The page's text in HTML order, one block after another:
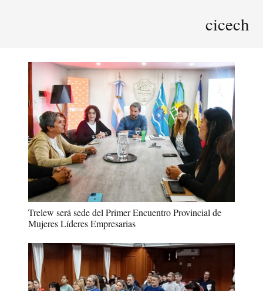
cicech
Trelew será sede del Primer Encuentro Provincial de
Mujeres Líderes Empresarias